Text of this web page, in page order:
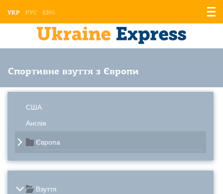
УКР РУС ENG
Спортивне взуття з Європи
США
Англія
Європа
Взуття